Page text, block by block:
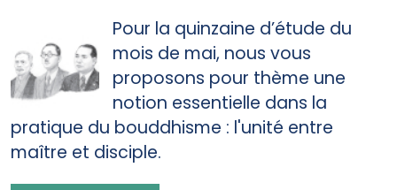
Pour la quinzaine d’étude du
mois de mai, nous vous
proposons pour thème une
notion essentielle dans la
pratique du bouddhisme : l'unité entre
maître et disciple.